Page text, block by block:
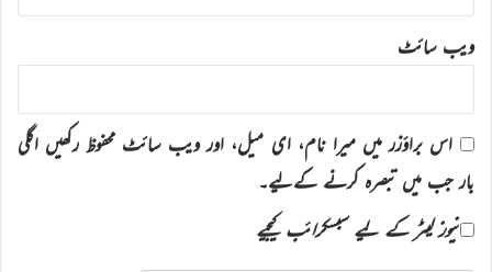
ویب‌ سائٹ
اس براؤزر میں میرا نام، ای میل، اور ویب سائٹ محفوظ رکھیں اگلی
بار جب میں تبصرہ کرنے کےلیے۔
نیوز لیٹر کے لیے سبسکرائب کیجیے